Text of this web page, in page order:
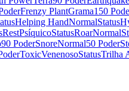
Frenzy PlantGrama150
Helping HandNormalStatus
RestPsíquicoStatusRoarNormal
90 PoderSnoreNormal50 Poder
ToxicVenenosoStatusTrilha